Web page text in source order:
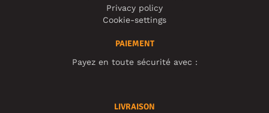
Privacy policy
Cookie-settings
PAIEMENT
Payez en toute sécurité avec :
LIVRAISON